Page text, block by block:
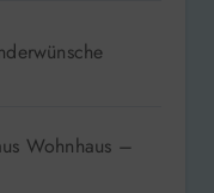
Wohnhaus –